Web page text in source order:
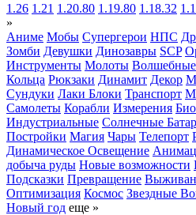
1.26 1.21 1.20.80 1.19.80 1.18.32
»
Аниме Мобы Супергерои НПС
Зомби Девушки Динозавры SCP
Инструменты Молоты Волшебные
Кольца Рюкзаки Динамит Декор
Сундуки Лаки Блоки Транспорт
Самолеты Корабли Измерения
Индустриальные Солнечные
Постройки Магия Чары Телепорт
Динамическое Освещение
добыча руды Новые возможности
Подсказки Превращение
Оптимизация Космос Звездные
Новый год еще »